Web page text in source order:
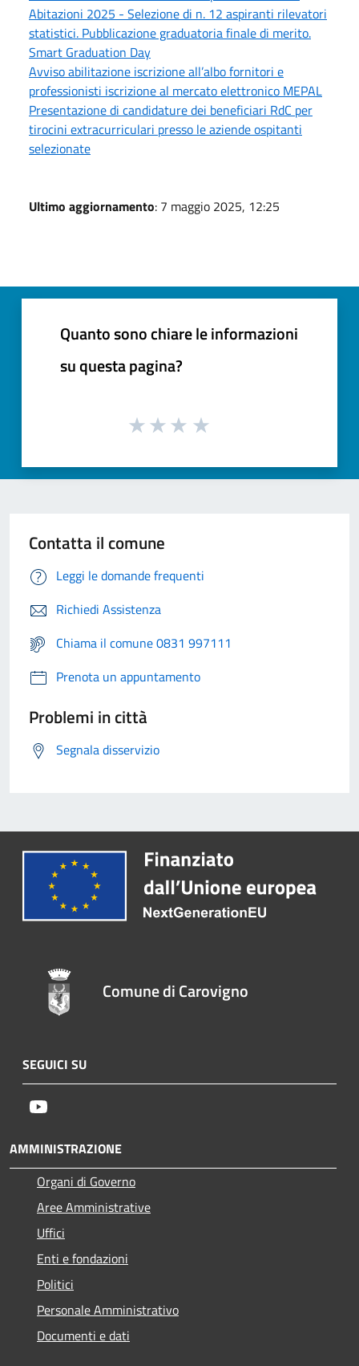
Abitazioni 2025 - Selezione di n. 12 aspiranti rilevatori
statistici. Pubblicazione graduatoria finale di merito.
Smart Graduation Day
Avviso abilitazione iscrizione all’albo fornitori e
professionisti iscrizione al mercato elettronico MEPAL
Presentazione di candidature dei beneficiari RdC per
tirocini extracurriculari presso le aziende ospitanti
selezionate
Ultimo aggiornamento: 7 maggio 2025, 12:25
Quanto sono chiare le informazioni
su questa pagina?
Contatta il comune
Leggi le domande frequenti
Richiedi Assistenza
Chiama il comune 0831 997111
Prenota un appuntamento
Problemi in città
Segnala disservizio
Comune di Carovigno
SEGUICI SU
AMMINISTRAZIONE
Organi di Governo
Aree Amministrative
Uffici
Enti e fondazioni
Politici
Personale Amministrativo
Documenti e dati